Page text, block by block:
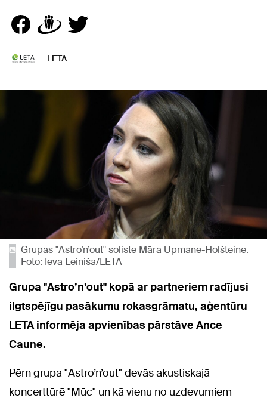
LETA
Grupas "Astro’n’out" soliste Māra Upmane-Holšteine.
Foto: Ieva Leiniša/LETA
Grupa "Astro’n’out" kopā ar partneriem radījusi
ilgtspējīgu pasākumu rokasgrāmatu, aģentūru
LETA informēja apvienības pārstāve Ance
Caune.
Pērn grupa "Astro’n’out" devās akustiskajā
koncerttūrē "Mūc" un kā vienu no uzdevumiem